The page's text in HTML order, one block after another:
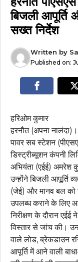
बिजली आपूर्ति
सख्त निर्देश
Written by
Published on:
हरिओम कुमार
हरनौत (अपना
पावर सब स्टेशन
डिस्ट्रीब्यूशन कंपनी
अभियंता (एईई) अमरेश
उन्होंने बिजली आपूर्ति
(जेई) और मानव बल को
उपलब्ध कराने के लिए
निरीक्षण के दौरान
विस्तार से जांच की।
वाले लोड, ब्रेकडाउन
आपूर्ति में आने वाली